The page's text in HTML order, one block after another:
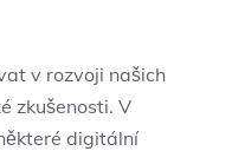
v rozvoji našich
zkušenosti. V
digitální